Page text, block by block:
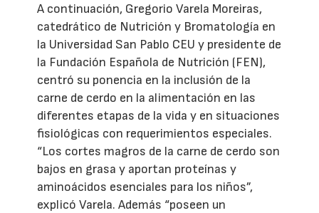
A continuación, Gregorio Varela Moreiras,
catedrático de Nutrición y Bromatología en
la Universidad San Pablo CEU y presidente de
la Fundación Española de Nutrición (FEN),
centró su ponencia en la inclusión de la
carne de cerdo en la alimentación en las
diferentes etapas de la vida y en situaciones
fisiológicas con requerimientos especiales.
“Los cortes magros de la carne de cerdo son
bajos en grasa y aportan proteínas y
aminoácidos esenciales para los niños”,
explicó Varela. Además “poseen un